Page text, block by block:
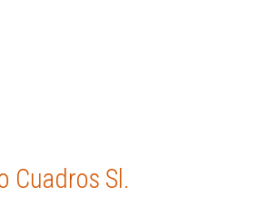
Cuadros Sl.